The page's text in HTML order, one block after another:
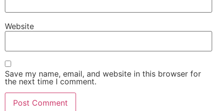
Website
Save my name, email, and website in this browser for
the next time I comment.